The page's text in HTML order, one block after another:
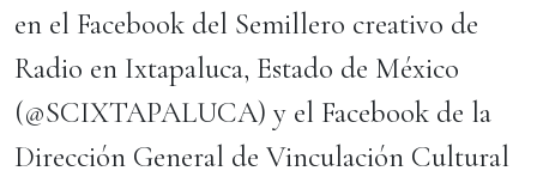
en el Facebook del Semillero creativo de
Radio en Ixtapaluca, Estado de México
(@SCIXTAPALUCA) y el Facebook de la
Dirección General de Vinculación Cultural